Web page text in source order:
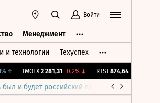
Войти
Менеджмент
и технологии Техуспех
↑ IMOEX 2 281,31 -0,2%↓ RTSI 874,64 -1,12%
и будет российский парламент